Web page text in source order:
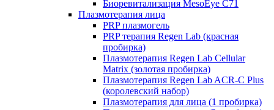
Биоревитализация MesoEye C71
Плазмотерапия лица
PRP плазмогель
PRP терапия Regen Lab (красная
пробирка)
Плазмотерапия Regen Lab Cellular
Matrix (золотая пробирка)
Плазмотерапия Regen Lab ACR-C Plus
(королевский набор)
Плазмотерапия для лица (1 пробирка)